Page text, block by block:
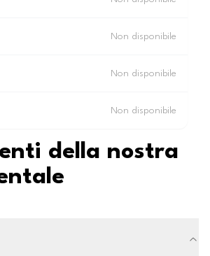
Non disponibile
Non disponibile
Non disponibile
della nostra